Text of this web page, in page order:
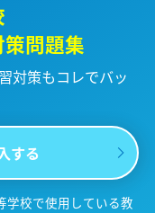
問題集
対策もコレでバッ
する
校で使用している教